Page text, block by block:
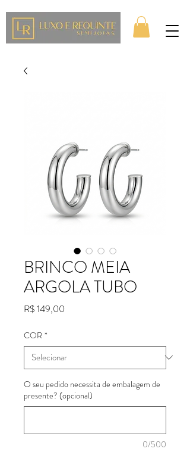
BRINCO MEIA
ARGOLA TUBO
R$ 149,00
COR *
O seu pedido necessita de embalagem de
presente? (opcional)
0/500